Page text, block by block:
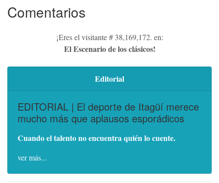
Comentarios
¡Eres el visitante # 38,169,172. en:
El Escenario de los clásicos!
Editorial
EDITORIAL | El deporte de Itagüí merece
mucho más que aplausos esporádicos
Cuando el talento no encuentra quién lo cuente.
ver más...